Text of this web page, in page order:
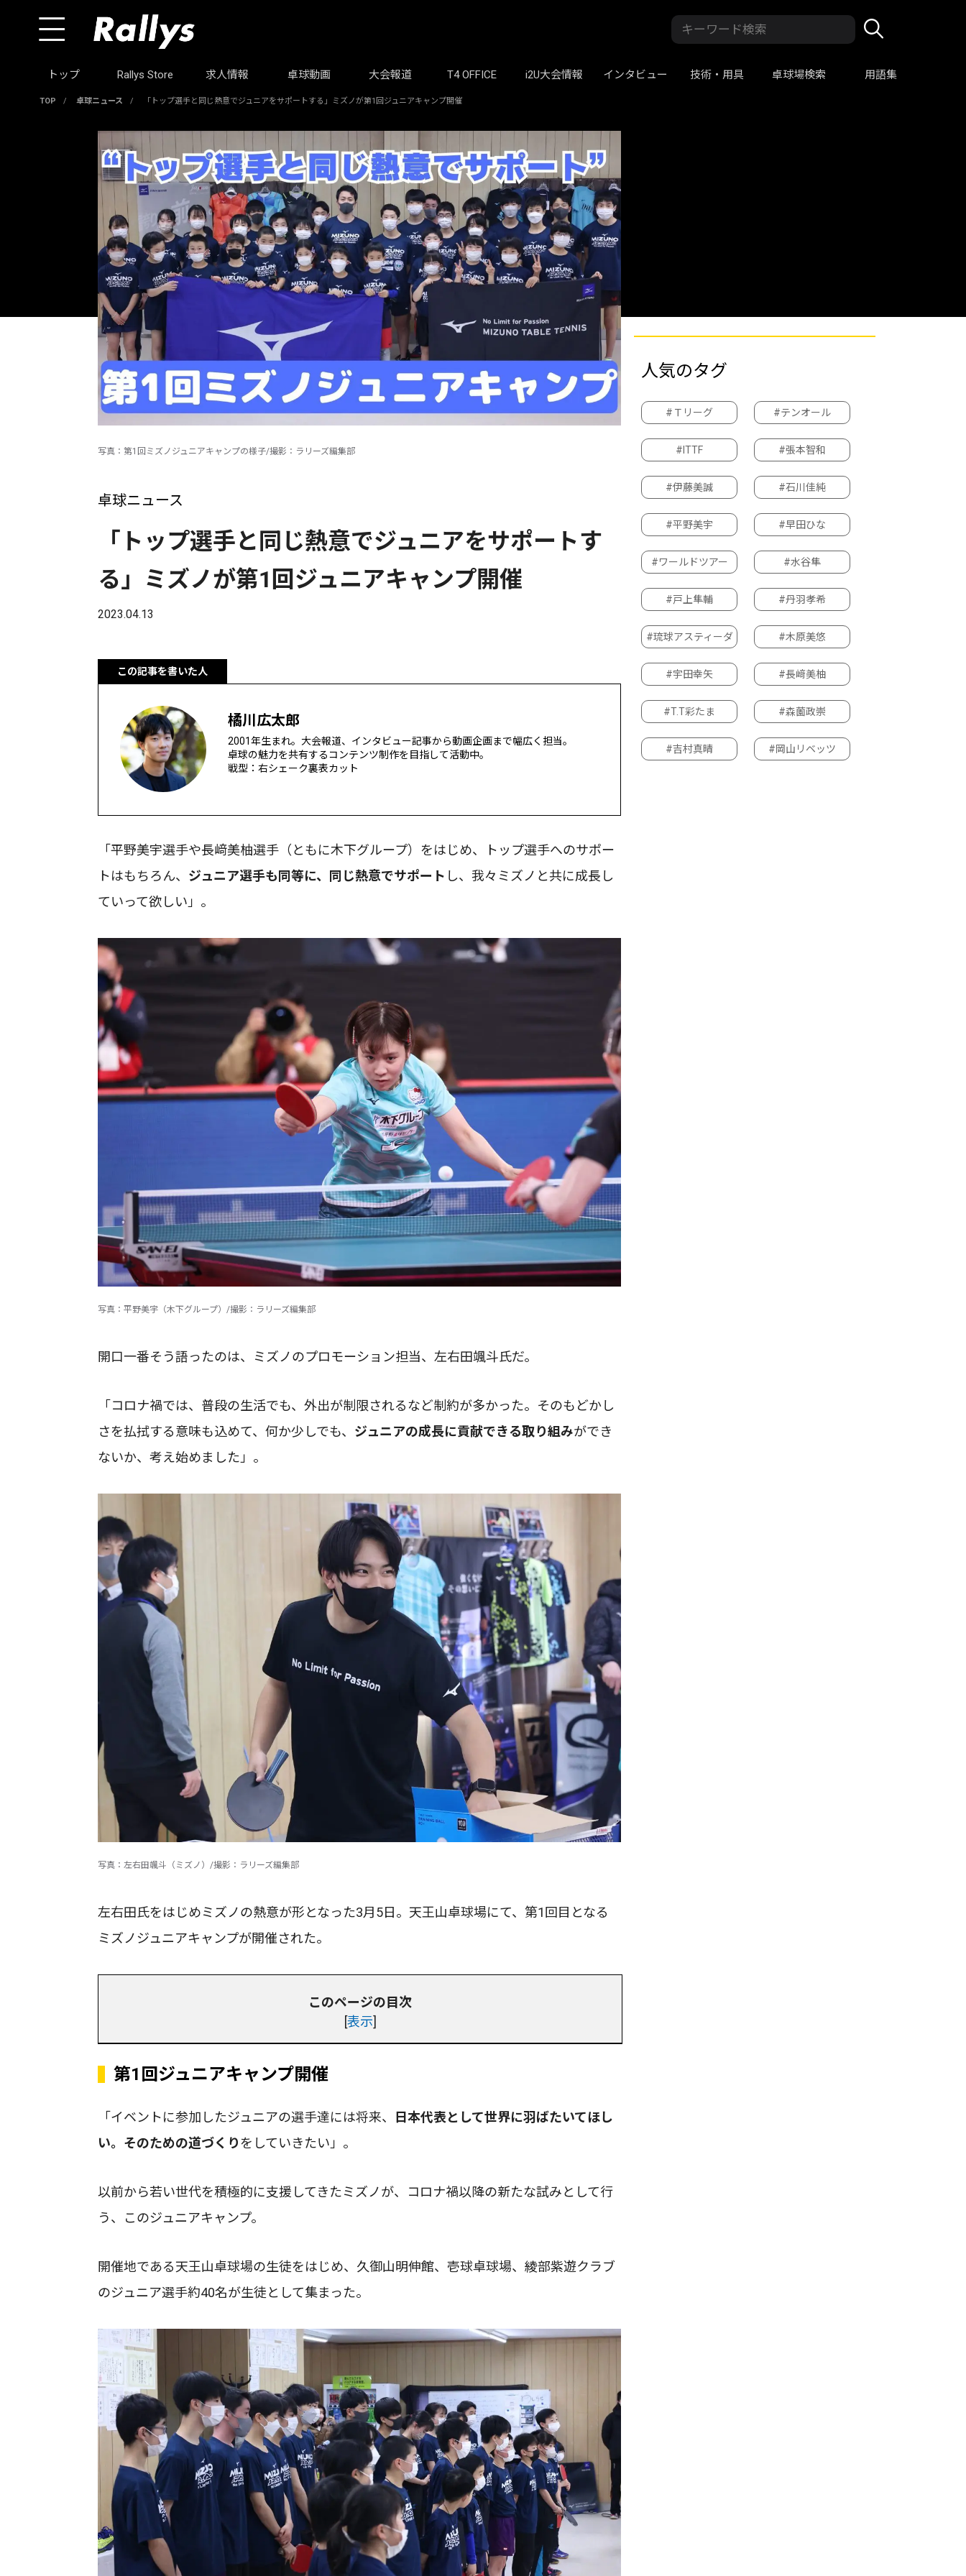
トップ Rallys Store 求人情報 卓球動画 大会報道 T4 OFFICE i2U大会情報 インタビュー 技術・用具 卓球場検索 用語集
TOP / 卓球ニュース / 「トップ選手と同じ熱意でジュニアをサポートする」ミズノが第1回ジュニアキャンプ開催
写真：第1回ミズノジュニアキャンプの様子/撮影：ラリーズ編集部
卓球ニュース
「トップ選手と同じ熱意でジュニアをサポートす
る」ミズノが第1回ジュニアキャンプ開催
2023.04.13
この記事を書いた人
橘川広太郎
2001年生まれ。大会報道、インタビュー記事から動画企画まで幅広く担当。
卓球の魅力を共有するコンテンツ制作を目指して活動中。
戦型：右シェーク裏表カット
「平野美宇選手や長﨑美柚選手（ともに木下グループ）をはじめ、トップ選手へのサポー
トはもちろん、 ジュニア選手も同等に、同じ熱意でサポート し、我々ミズノと共に成長し
ていって欲しい」。
写真：平野美宇（木下グループ）/撮影：ラリーズ編集部
開口一番そう語ったのは、ミズノのプロモーション担当、左右田颯斗氏だ。
「コロナ禍では、普段の生活でも、外出が制限されるなど制約が多かった。そのもどかし
さを払拭する意味も込めて、何か少しでも、 ジュニアの成長に貢献できる取り組みができ
ないか、考え始めました」。
写真：左右田颯斗（ミズノ）/撮影：ラリーズ編集部
左右田氏をはじめミズノの熱意が形となった3月5日。天王山卓球場にて、第1回目となる
ミズノジュニアキャンプが開催された。
このページの目次
[表示]
第1回ジュニアキャンプ開催
「イベントに参加したジュニアの選手達には将来、
日本代表として世界に羽ばたいてほし
い。そのための道づくりをしていきたい」。
以前から若い世代を積極的に支援してきたミズノが、コロナ禍以降の新たな試みとして行
う、このジュニアキャンプ。
開催地である天王山卓球場の生徒をはじめ、久御山明伸館、壱球卓球場、綾部紫遊クラブ
のジュニア選手約40名が生徒として集まった。
人気のタグ
#Ｔリーグ #テンオール
#ITTF #張本智和
#伊藤美誠 #石川佳純
#平野美宇 #早田ひな
#ワールドツアー #水谷隼
#戸上隼輔 #丹羽孝希
#琉球アスティーダ #木原美悠
#宇田幸矢 #長﨑美柚
#T.T彩たま #森薗政崇
#吉村真晴 #岡山リベッツ